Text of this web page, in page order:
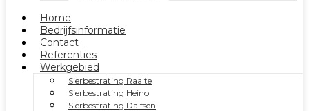
Home
Bedrijfsinformatie
Contact
Referenties
Werkgebied
Sierbestrating Raalte
Sierbestrating Heino
Sierbestrating Dalfsen